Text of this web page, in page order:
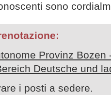
sono
Provinz Bozen
Deutsche und
i posti a sedere.